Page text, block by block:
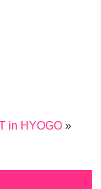
in HYOGO »